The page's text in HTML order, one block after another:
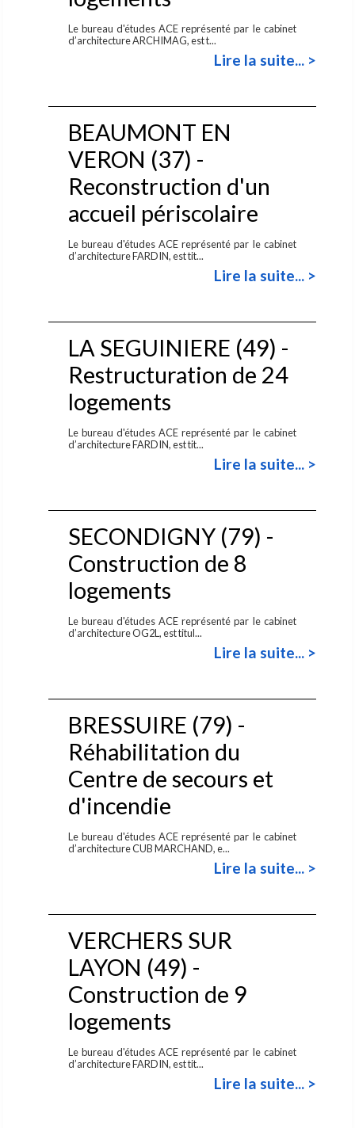
Le bureau d'études ACE représenté par le cabinet
d’architecture ARCHIMAG, est t...
Lire la suite... >
BEAUMONT EN
VERON (37) -
Reconstruction d'un
accueil périscolaire
Le bureau d'études ACE représenté par le cabinet
d’architecture FARDIN, est tit...
Lire la suite... >
LA SEGUINIERE (49) -
Restructuration de 24
logements
Le bureau d'études ACE représenté par le cabinet
d’architecture FARDIN, est tit...
Lire la suite... >
SECONDIGNY (79) -
Construction de 8
logements
Le bureau d'études ACE représenté par le cabinet
d’architecture OG2L, est titul...
Lire la suite... >
BRESSUIRE (79) -
Réhabilitation du
Centre de secours et
d'incendie
Le bureau d'études ACE représenté par le cabinet
d’architecture CUB MARCHAND, e...
Lire la suite... >
VERCHERS SUR
LAYON (49) -
Construction de 9
logements
Le bureau d'études ACE représenté par le cabinet
d’architecture FARDIN, est tit...
Lire la suite... >